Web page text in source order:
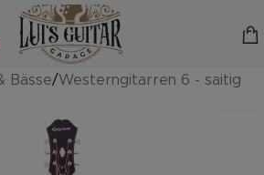
Bässe/Westerngitarren 6 - saitig